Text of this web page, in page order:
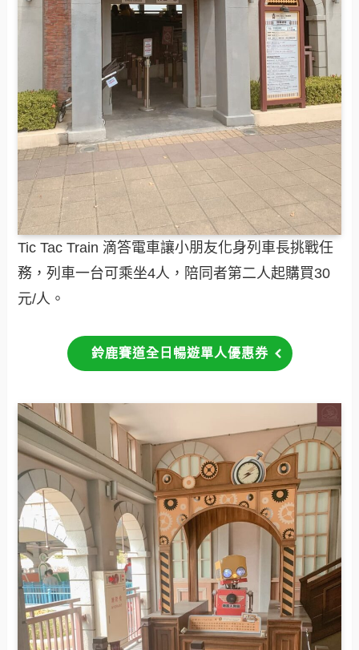
Tic Tac Train 滴答電車讓小朋友化身列車長挑戰任
務，列車一台可乘坐4人，陪同者第二人起購買30
元/人。
鈴鹿賽道全日暢遊單人優惠券